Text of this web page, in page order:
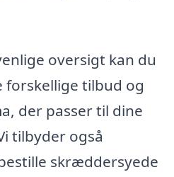
oversigt kan du
forskellige tilbud og
der passer til dine
tilbyder også
skræddersyede